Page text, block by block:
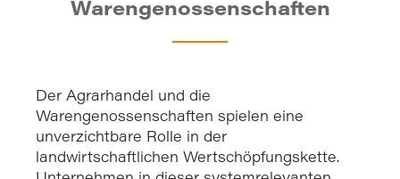
Warengenossenschaften
Der Agrarhandel und die
Warengenossenschaften spielen eine
unverzichtbare Rolle in der
landwirtschaftlichen Wertschöpfungskette.